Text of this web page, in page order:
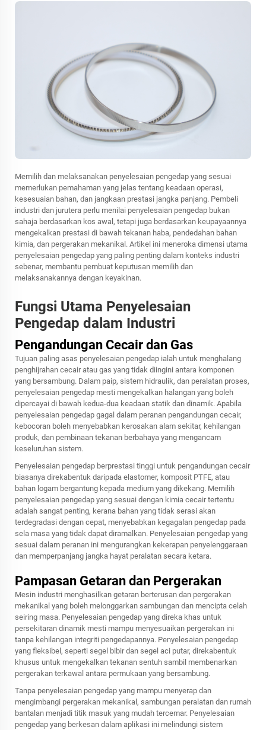
Memilih dan melaksanakan penyelesaian pengedap yang sesuai
memerlukan pemahaman yang jelas tentang keadaan operasi,
kesesuaian bahan, dan jangkaan prestasi jangka panjang. Pembeli
industri dan jurutera perlu menilai penyelesaian pengedap bukan
sahaja berdasarkan kos awal, tetapi juga berdasarkan keupayaannya
mengekalkan prestasi di bawah tekanan haba, pendedahan bahan
kimia, dan pergerakan mekanikal. Artikel ini meneroka dimensi utama
penyelesaian pengedap yang paling penting dalam konteks industri
sebenar, membantu pembuat keputusan memilih dan
melaksanakannya dengan keyakinan.
Fungsi Utama Penyelesaian
Pengedap dalam Industri
Pengandungan Cecair dan Gas
Tujuan paling asas penyelesaian pengedap ialah untuk menghalang
penghijrahan cecair atau gas yang tidak diingini antara komponen
yang bersambung. Dalam paip, sistem hidraulik, dan peralatan proses,
penyelesaian pengedap mesti mengekalkan halangan yang boleh
dipercayai di bawah kedua-dua keadaan statik dan dinamik. Apabila
penyelesaian pengedap gagal dalam peranan pengandungan cecair,
kebocoran boleh menyebabkan kerosakan alam sekitar, kehilangan
produk, dan pembinaan tekanan berbahaya yang mengancam
keseluruhan sistem.
Penyelesaian pengedap berprestasi tinggi untuk pengandungan cecair
biasanya direkabentuk daripada elastomer, komposit PTFE, atau
bahan logam bergantung kepada medium yang dikekang. Memilih
penyelesaian pengedap yang sesuai dengan kimia cecair tertentu
adalah sangat penting, kerana bahan yang tidak serasi akan
terdegradasi dengan cepat, menyebabkan kegagalan pengedap pada
sela masa yang tidak dapat diramalkan. Penyelesaian pengedap yang
sesuai dalam peranan ini mengurangkan kekerapan penyelenggaraan
dan memperpanjang jangka hayat peralatan secara ketara.
Pampasan Getaran dan Pergerakan
Mesin industri menghasilkan getaran berterusan dan pergerakan
mekanikal yang boleh melonggarkan sambungan dan mencipta celah
seiring masa. Penyelesaian pengedap yang direka khas untuk
persekitaran dinamik mesti mampu menyesuaikan pergerakan ini
tanpa kehilangan integriti pengedapannya. Penyelesaian pengedap
yang fleksibel, seperti segel bibir dan segel aci putar, direkabentuk
khusus untuk mengekalkan tekanan sentuh sambil membenarkan
pergerakan terkawal antara permukaan yang bersambung.
Tanpa penyelesaian pengedap yang mampu menyerap dan
mengimbangi pergerakan mekanikal, sambungan peralatan dan rumah
bantalan menjadi titik masuk yang mudah tercemar. Penyelesaian
pengedap yang berkesan dalam aplikasi ini melindungi sistem